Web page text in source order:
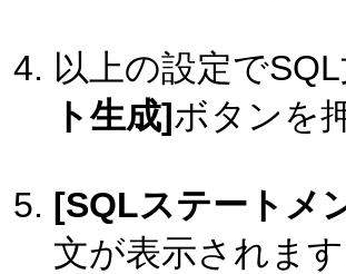
以上の設定で
ト生成]ボタンを
[SQLステートメ
文が表示されます